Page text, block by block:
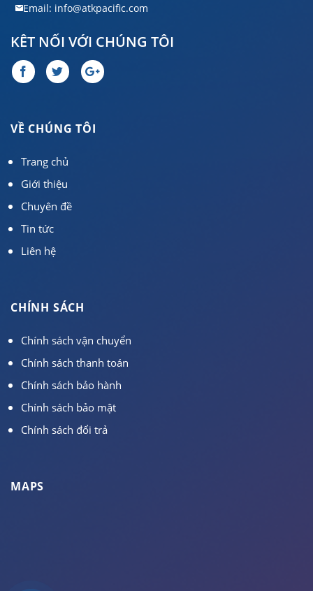
Email: info@atkpacific.com
KÊT NỐI VỚI CHÚNG TÔI
VỀ CHÚNG TÔI
Trang chủ
Giới thiệu
Chuyên đề
Tin tức
Liên hệ
CHÍNH SÁCH
Chính sách vận chuyển
Chính sách thanh toán
Chính sách bảo hành
Chính sách bảo mật
Chính sách đổi trả
MAPS